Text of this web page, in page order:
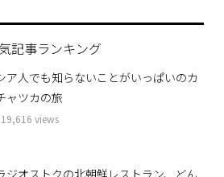
記事ランキング
ア人でも知らないことがいっぱいのカ
ャツカの旅
19,616 views
ジオストクの北朝鮮レストラン、どん